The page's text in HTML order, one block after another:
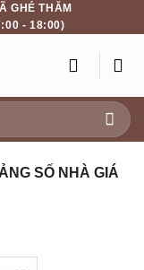
GHÉ THĂM
- 18:00)
SỐ NHÀ GIÁ